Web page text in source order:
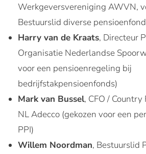
Werkgeversvereniging AWVN,
Bestuurslid diverse
Harry van de Kraats, Directeur
Organisatie Nederlandse
voor een pensioenregeling bij
bedrijfstakpensioenfonds)
Mark van Bussel, CFO /
NL Adecco (gekozen voor een
PPI)
Willem Noordman, Bestuurslid